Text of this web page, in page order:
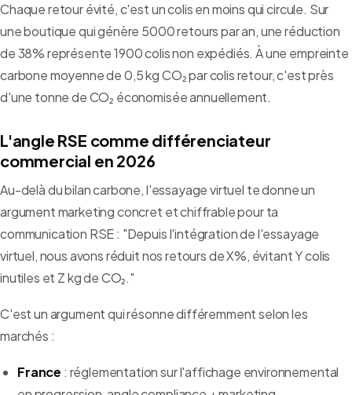
Chaque retour évité, c'est un colis en moins qui circule. Sur
une boutique qui génère 5000 retours par an, une réduction
de 38% représente 1900 colis non expédiés. À une empreinte
carbone moyenne de 0,5 kg CO₂ par colis retour, c'est près
d'une tonne de CO₂ économisée annuellement.
L'angle RSE comme différenciateur
commercial en 2026
Au-delà du bilan carbone, l'essayage virtuel te donne un
argument marketing concret et chiffrable pour ta
communication RSE : "Depuis l'intégration de l'essayage
virtuel, nous avons réduit nos retours de X%, évitant Y colis
inutiles et Z kg de CO₂."
C'est un argument qui résonne différemment selon les
marchés :
France : réglementation sur l'affichage environnemental